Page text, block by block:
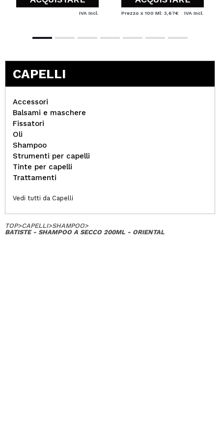
IVA Incl. Prezzo x 100 Ml: 3,67€ IVA Incl.
CAPELLI
Accessori
Balsami e maschere
Fissatori
Oli
Shampoo
Strumenti per capelli
Tinte per capelli
Trattamenti
Vedi tutti da Capelli
TOP>CAPELLI>SHAMPOO>
BATISTE - SHAMPOO A SECCO 200ML - ORIENTAL